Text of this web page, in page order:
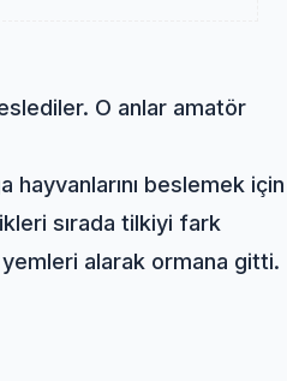
O anlar amatör
beslemek için
sırada tilkiyi fark
alarak ormana gitti.